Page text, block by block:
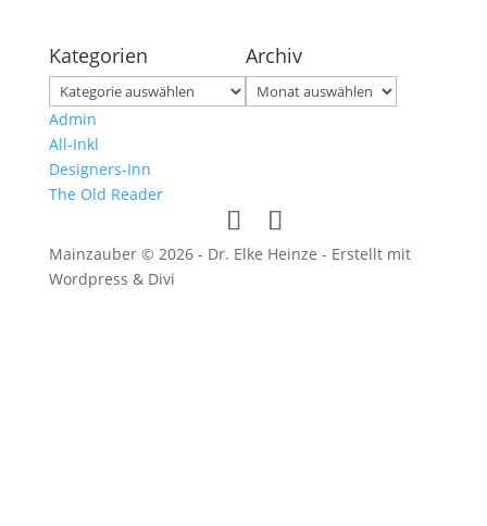
Kategorien
Kategorien
Archiv
Archiv
Admin
All-Inkl
Designers-Inn
The Old Reader
Mainzauber © 2026 - Dr. Elke Heinze - Erstellt mit
Wordpress & Divi